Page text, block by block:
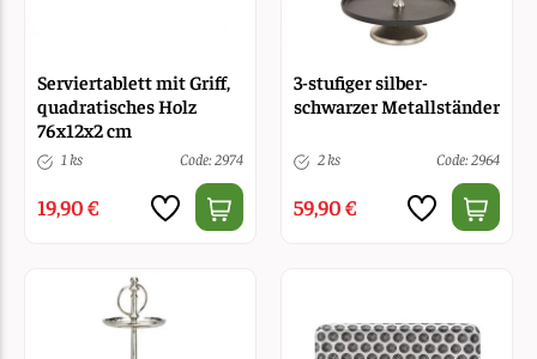
Serviertablett mit Griff,
quadratisches Holz
76x12x2 cm
1 ks Code: 2974
19,90 €
3-stufiger silber-
schwarzer Metallständer
2 ks Code: 2964
59,90 €